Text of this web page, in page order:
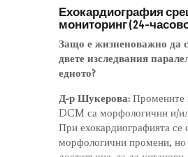
Ехокардиография
мониторинг (24-
Защо е жизненоважно да
двете изследвания
едното?
Д-р Шукерова: Промените
DCM са морфологични и/
При ехокардиографията се
морфологични промени, но